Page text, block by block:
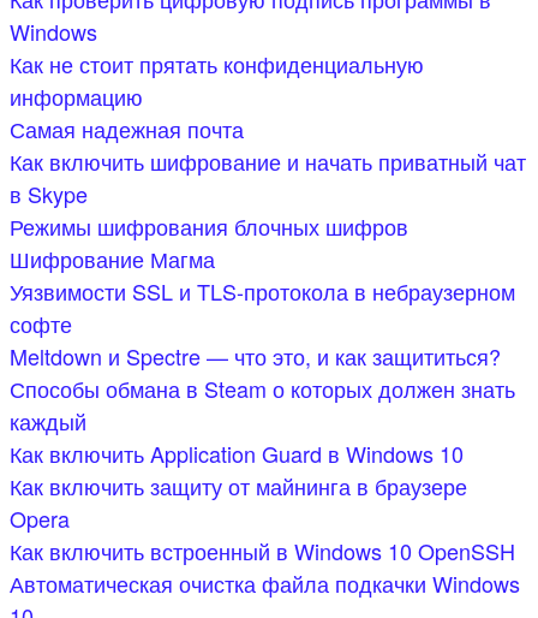
Windows
Как не стоит прятать конфиденциальную
информацию
Самая надежная почта
Как включить шифрование и начать приватный чат
в Skype
Режимы шифрования блочных шифров
Шифрование Магма
Уязвимости SSL и TLS-протокола в небраузерном
софте
Meltdown и Spectre — что это, и как защититься?
Способы обмана в Steam о которых должен знать
каждый
Как включить Application Guard в Windows 10
Как включить защиту от майнинга в браузере
Opera
Как включить встроенный в Windows 10 OpenSSH
Автоматическая очистка файла подкачки Windows